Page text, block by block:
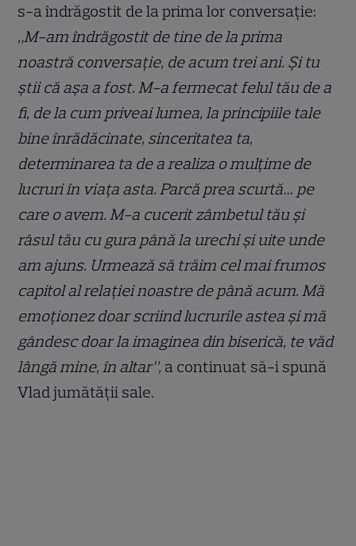
s-a îndrăgostit de la prima lor conversație:
„M-am îndrăgostit de tine de la prima
noastră conversație, de acum trei ani. Și tu
știi că așa a fost. M-a fermecat felul tău de a
fi, de la cum priveai lumea, la principiile tale
bine înrădăcinate, sinceritatea ta,
determinarea ta de a realiza o mulțime de
lucruri în viața asta. Parcă prea scurtă… pe
care o avem. M-a cucerit zâmbetul tău și
râsul tău cu gura până la urechi și uite unde
am ajuns. Urmează să trăim cel mai frumos
capitol al relației noastre de până acum. Mă
emoționez doar scriind lucrurile astea și mă
gândesc doar la imaginea din biserică, te văd
lângă mine, în altar”, a continuat să-i spună
Vlad jumătății sale.